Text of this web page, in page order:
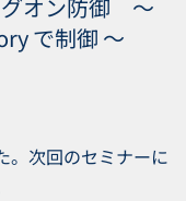
グオン防御 〜
で制御 〜
。次回のセミナーに